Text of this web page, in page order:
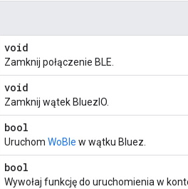
void
Zamknij połączenie BLE.
void
Zamknij wątek BluezIO.
bool
Uruchom WoBle w wątku Bluez.
bool
Wywołaj funkcję do uruchomienia w